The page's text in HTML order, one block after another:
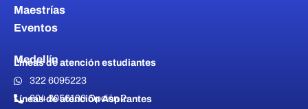
Maestrías
Eventos
Medellín
Líneas de atención estudiantes
322 6095223
604 3056100 Opción 2
Líneas de atención Aspirantes